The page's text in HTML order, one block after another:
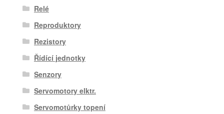
Relé
Reproduktory
Rezistory
Řídící jednotky
Senzory
Servomotory elktr.
Servomotůrky topení